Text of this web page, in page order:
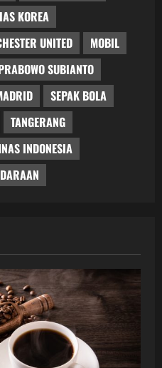
KOREA
UNITED
MOBIL
SUBIANTO
SEPAK BOLA
TANGERANG
INDONESIA